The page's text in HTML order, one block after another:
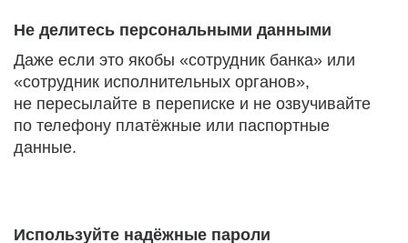
Не делитесь персональными данными
Даже если это якобы «сотрудник банка» или
«сотрудник исполнительных органов»,
не пересылайте в переписке и не озвучивайте
по телефону платёжные или паспортные
данные.
Используйте надёжные пароли